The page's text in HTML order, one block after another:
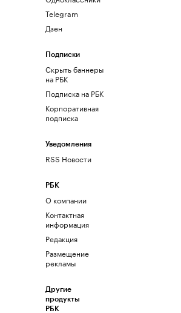
Telegram
Дзен
Подписки
Скрыть баннеры
на РБК
Подписка на РБК
Корпоративная
подписка
Уведомления
RSS Новости
РБК
О компании
Контактная
информация
Редакция
Размещение
рекламы
Другие
продукты
РБК